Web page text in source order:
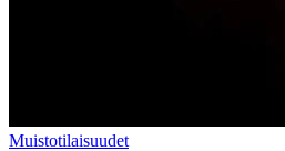
Muistotilaisuudet